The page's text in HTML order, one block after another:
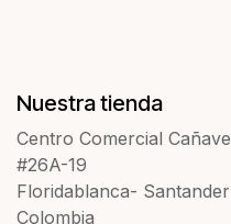
Nuestra tienda
Centro Comercial
#26A-19
Floridablanca- Santander
Colombia